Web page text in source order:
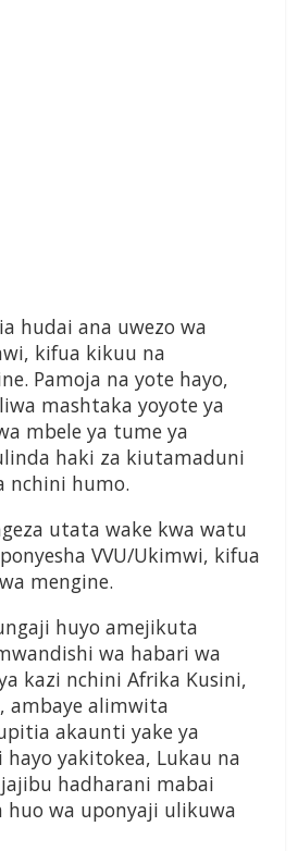
hudai ana uwezo wa
kifua kikuu na
Pamoja na yote hayo,
mashtaka yoyote ya
mbele ya tume ya
haki za kiutamaduni
nchini humo.
utata wake kwa watu
VVU/Ukimwi, kifua
mengine.
huyo amejikuta
wa habari wa
kazi nchini Afrika Kusini,
ambaye alimwita
akaunti yake ya
hayo yakitokea, Lukau na
hadharani mabai
huo wa uponyaji ulikuwa